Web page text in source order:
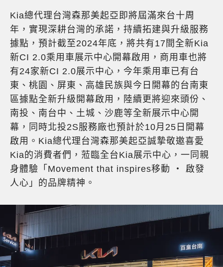
Kia總代理台灣森那美起亞即將屆滿來台十周
年，實現深耕台灣的承諾，持續拓建與升級服務
據點，預計截至2024年底，將共有17間全新Kia
新CI 2.0乘用車展示中心開幕啟用，商用車也將
有24家新CI 2.0展示中心，今年乘用車已有台
東、桃園、屏東、高雄民族與今日開幕的台南東
區據點全新升級開幕啟用，陸續更將迎來頭份、
南投、南台中、土城、沙鹿等全新展示中心開
幕，同時北投2S服務廠也預計於10月25日開幕
啟用。Kia總代理台灣森那美起亞誠摯敬邀喜愛
Kia的消費者們，蒞臨全台Kia展示中心，一同親
身體驗「Movement that inspires移動 ‧ 啟發
人心」的品牌精神。